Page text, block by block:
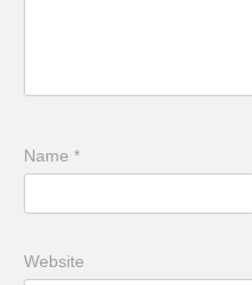
Name *
Website